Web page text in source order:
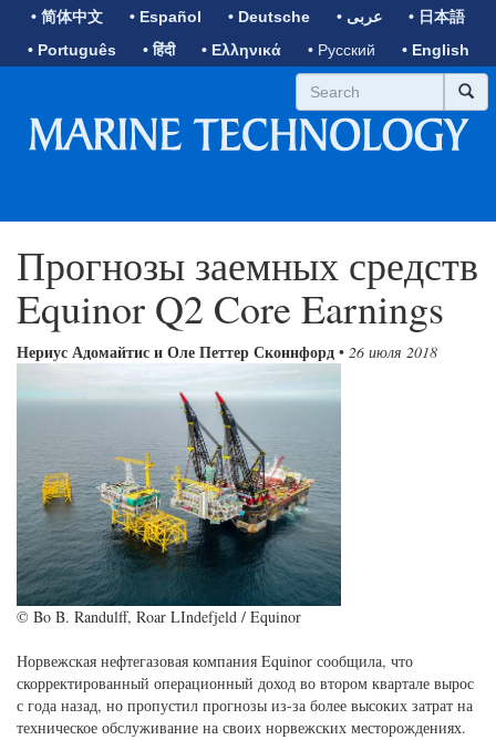
• 简体中文 • Español • Deutsche • عربى
• 日本語
• Português
• हिंदी • Ελληνικά • Русский • English
Прогнозы заемных средств
Equinor Q2 Core Earnings
Нериус Адомайтис и Оле Петтер Сконнфорд • 26 июля 2018
© Bo B. Randulff, Roar LIndefjeld / Equinor
Норвежская нефтегазовая компания Equinor сообщила, что
скорректированный операционный доход во втором квартале вырос
с года назад, но пропустил прогнозы из-за более высоких затрат на
техническое обслуживание на своих норвежских месторождениях.